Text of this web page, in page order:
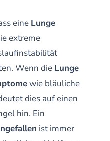
eine Lunge
extreme
Wenn die Lunge
wie bläuliche
dies auf einen
hin. Ein
ist immer